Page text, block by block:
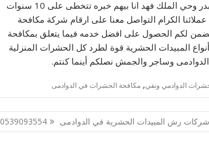
الفنيين العاملين في شركة لقتل الحشرات بالدوادمى حي النهضة وحي بدر وحي الملك فهد انا بيهم خبره تتخطى على 10 سنوات
الكرام التواصل معنا على ارقام شركة مكافحة
لكم الحصول على افضل خدمه فيما يتعلق بمكافحة
المبيدات الحشرية قوة لطرد كل الحشرات المنزلية
وساجر والجمش نصلكم أينما كنتم.
الدوادمي ونفي, مكافحة الحشرات في الدوادمى
شركات رش المبيدات الحشرية في الدوادمى 0539093554